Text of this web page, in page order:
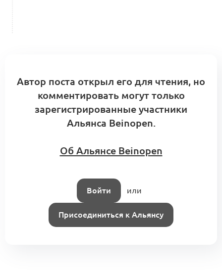
Автор поста открыл его для чтения, но
комментировать могут только
зарегистрированные участники
Альянса Beinopen.
Об Альянсе Beinopen
Войти или
Присоединиться к Альянсу